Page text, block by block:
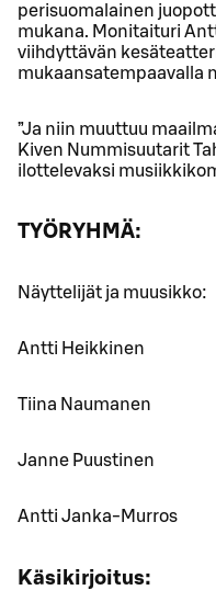
perisuomalainen
mukana. Monitaituri
viihdyttävän
mukaansatempaavalla
”Ja niin muuttuu
Kiven Nummisuutarit
ilottelevaksi
TYÖRYHMÄ:
Näyttelijät ja muusikko:
Antti Heikkinen
Tiina Naumanen
Janne Puustinen
Antti Janka-Murros
Käsikirjoitus: